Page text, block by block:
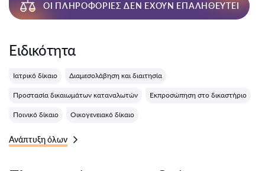
ΟΙ ΠΛΗΡΟΦΟΡΊΕΣ ΔΕΝ ΈΧΟΥΝ ΕΠΑΛΗΘΕΥΤΕΊ
Ειδικότητα
Ιατρικό δίκαιο Διαμεσολάβηση και διαιτησία
Προστασία δικαιωμάτων καταναλωτών Εκπροσώπηση στο δικαστήριο
Ποινικό δίκαιο Οικογενειακό δίκαιο
Ανάπτυξη όλων